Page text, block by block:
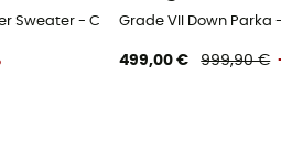
Sweater - Casaco penas homem
Grade VII Down
499,00 € 999,90 €